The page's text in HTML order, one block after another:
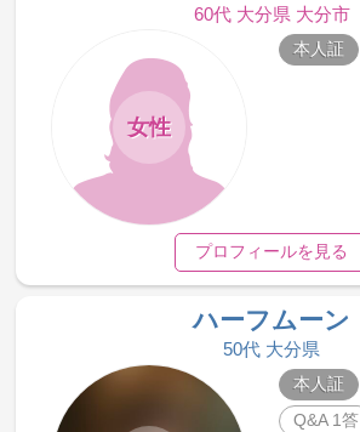
60代 大分県 大分市
女性
本人証
プロフィールを見る
ハーフムーン
50代 大分県
本人証
Q&A 1答